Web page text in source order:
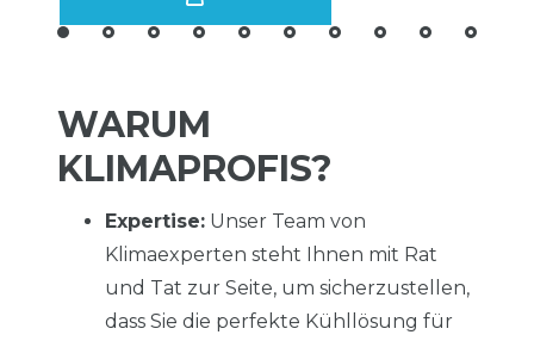
WARUM
KLIMAPROFIS?
Expertise: Unser Team von
Klimaexperten steht Ihnen mit Rat
und Tat zur Seite, um sicherzustellen,
dass Sie die perfekte Kühllösung für